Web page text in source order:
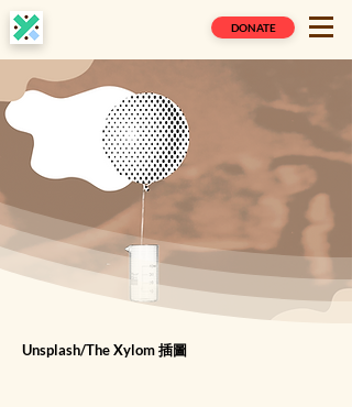
DONATE
Unsplash/The Xylom 插圖